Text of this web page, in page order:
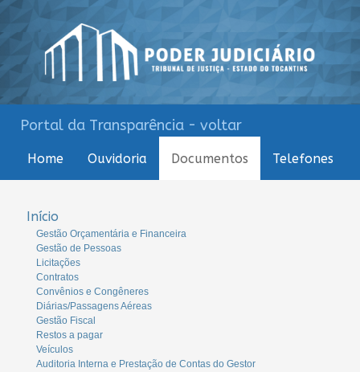
Portal da Transparência - voltar
Home Ouvidoria Documentos Telefones
Início
Gestão Orçamentária e Financeira
Gestão de Pessoas
Licitações
Contratos
Convênios e Congêneres
Diárias/Passagens Aéreas
Gestão Fiscal
Restos a pagar
Veículos
Auditoria Interna e Prestação de Contas do Gestor